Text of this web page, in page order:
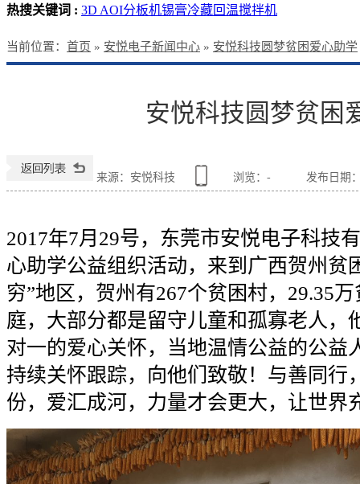
热搜关键词 : 3D AOI分板机锡膏冷藏回温搅拌机
当前位置： 首页 » 安悦电子新闻中心 » 安悦科技圆梦贫困爱心助学
安悦科技圆梦贫困
来源：安悦科技 浏览： - 发布日期
2017年7月 29号，东莞市安悦电子科技
心助学公益组织活动，来到广西贺州贫
穷”地区，贺州有267个贫困村， 29.35
庭，大部分都是留守儿童和孤寡老人，
对一的爱心关怀，当地温情公益的公益
持续关怀跟踪，向他们致敬！与善同行
份，爱汇成河，力量才会更大，让世界